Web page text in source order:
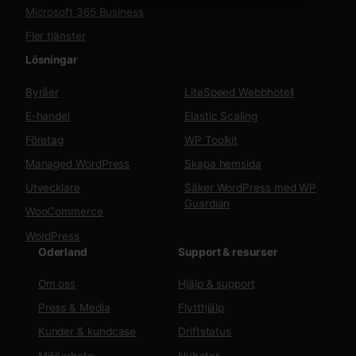
Microsoft 365 Business
Fler tjänster
Lösningar
Byråer
E-handel
Företag
Managed WordPress
Utvecklare
WooCommerce
WordPress
LiteSpeed Webbhotell
Elastic Scaling
WP Toolkit
Skapa hemsida
Säker WordPress med WP
Guardian
Oderland
Om oss
Press & Media
Kunder & kundcase
Support & resurser
Hjälp & support
Flytthjälp
Driftstatus